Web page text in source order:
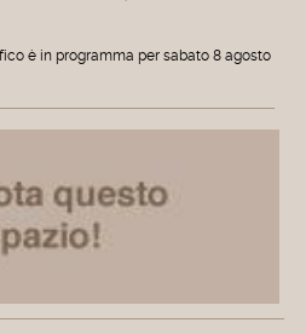
è in programma per sabato 8 agosto